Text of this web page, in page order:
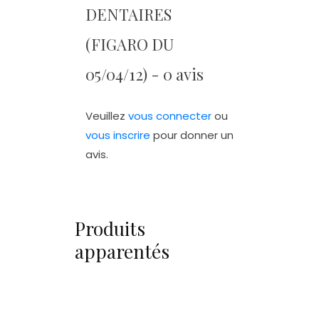
DENTAIRES
(FIGARO DU
05/04/12) - 0 avis
Veuillez vous connecterou
vous inscrire pour donner un
avis.
Produits
apparentés